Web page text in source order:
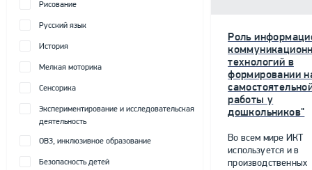
Рисование
Русский язык
История
Мелкая моторика
Сенсорика
Экспериментирование и исследовательская
деятельность
ОВЗ, инклюзивное образование
Безопасность детей
Роль
технологий в
формировании
работы у
дошкольников"
Во всем мире ИКТ
используется и в
производственных